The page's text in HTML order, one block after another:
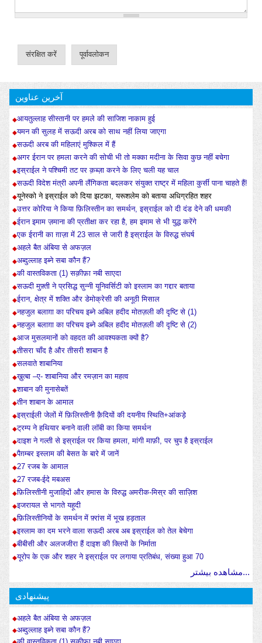
آخرین عناوین
आयतुल्लाह सीस्तानी पर हमले की साजिश नाकाम हुई
यमन की सुलह में सऊदी अरब को साथ नहीं लिया जाएगा
सऊदी अरब की महिलाएं मुश्किल में हैं
अगर ईरान पर हमला करने की सोची भी तो मक्का मदीना के सिवा कुछ नहीं बचेगा
इस्राईल ने पश्चिमी तट पर क़ब्ज़ा करने के लिए चली यह चाल
सऊदी विदेश मंत्री अपनी लैंगिकता बदलकर संयुक्त राष्ट्र में महिला कुर्सी पाना चाहते हैं!
यूनेस्को ने इस्राईल को दिया झटका, यरूशलेम को बताया अधिग्रहित शहर
उत्तर कोरिया ने किया फ़िलिस्तीन का समर्थन, इस्राईल को दी दंड देने की धमकी
ईरान इमाम ज़माना की प्रतीक्षा कर रहा है, हम इमाम से भी युद्ध करेंगे
एक ईरानी का ग़ाज़ा में 23 साल से जारी है इस्राईल के विरुद्ध संघर्ष
अहले बैत अंबिया से अफज़ल
अब्दुल्लाह इब्ने सबा कौन हैं?
की वास्तविकता (1) सक़ीफ़ा नबी साएदा
सऊदी मुफ़्ती ने प्रसिद्ध सुन्नी यूनिवर्सिटी को इस्लाम का गद्दार बताया
ईरान, क्षेत्र में शक्ति और डेमोक्रेसी की अनूठी मिसाल
नहजुल बलाग़ा का परिचय इब्ने अबिल हदीद मोतज़ली की दृष्टि से (1)
नहजुल बलाग़ा का परिचय इब्ने अबिल हदीद मोतज़ली की दृष्टि से (2)
आज मुसलमानों को वहदत की आवश्यकता क्यों है?
तीसरा चाँद है और तीसरी शाबान है
सलवाते शाबानिया
ख़ुत्बा –ए- शाबानिया और रमज़ान का महत्व
शाबान की मुनासेबतें
तीन शाबान के आमाल
इस्राईली जेलों में फ़िलिस्तीनी क़ैदियों की दयनीय स्थिति+आंकड़े
ट्रम्प ने हथियार बनाने वाली लॉबी का किया समर्थन
दाइश ने गल्ती से इस्राईल पर किया हमला, मांगी माफ़ी, पर चुप है इस्राईल
पैग़म्बर इस्लाम की बेसत के बारे में जानें
27 रजब के आमाल
27 रजब-ईदे मबअस
फ़िलिस्तीनी मुजाहिदों और हमास के विरुद्ध अमरीक-मिस्र की साज़िश
इजरायल से भागते यहूदी
फ़िलिस्तीनियों के समर्थन में फ़्रांस में भूख हड़ताल
इस्लाम का दम भरने वाला सऊदी अरब अब इस्राईल को तेल बेचेगा
बीबीसी और अलजजीरा हैं दाइश की क्लिपों के निर्माता
यूरोप के एक और शहर ने इस्राईल पर लगाया प्रतिबंध, संख्या हुआ 70
مشاهده بیشتر...
پیشنهادی
अहले बैत अंबिया से अफज़ल
अब्दुल्लाह इब्ने सबा कौन हैं?